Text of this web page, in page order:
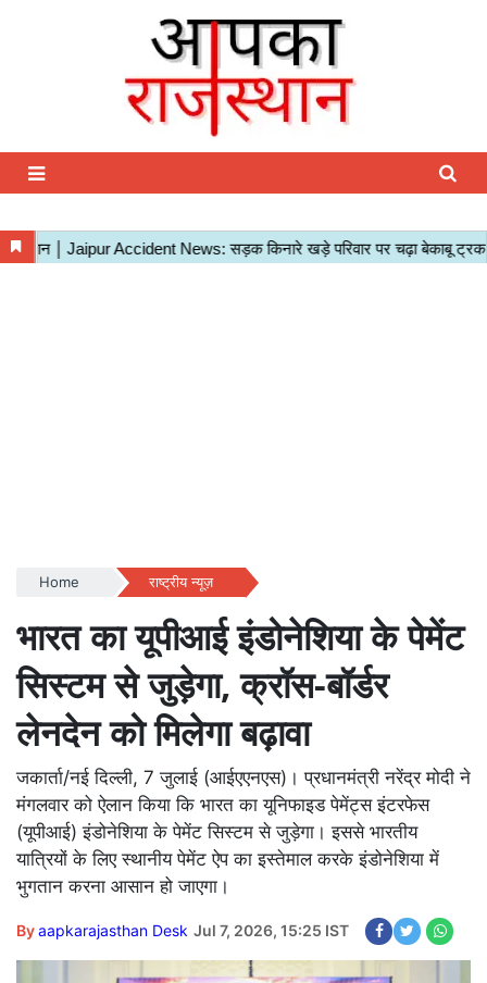
Home राष्ट्रीय न्यूज़
भारत का यूपीआई इंडोनेशिया के पेमेंट
सिस्टम से जुड़ेगा, क्रॉस-बॉर्डर
लेनदेन को मिलेगा बढ़ावा
जकार्ता/नई दिल्ली, 7 जुलाई (आईएएनएस)। प्रधानमंत्री नरेंद्र मोदी ने
मंगलवार को ऐलान किया कि भारत का यूनिफाइड पेमेंट्स इंटरफेस
(यूपीआई) इंडोनेशिया के पेमेंट सिस्टम से जुड़ेगा। इससे भारतीय
यात्रियों के लिए स्थानीय पेमेंट ऐप का इस्तेमाल करके इंडोनेशिया में
भुगतान करना आसान हो जाएगा।
Byaapkarajasthan Desk Jul 7, 2026, 15:25 IST